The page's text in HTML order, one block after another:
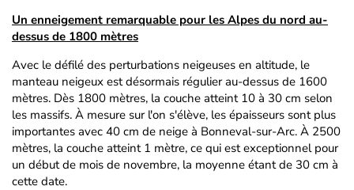
Un enneigement remarquable pour les Alpes du nord au-
dessus de 1800 mètres
Avec le défilé des perturbations neigeuses en altitude, le
manteau neigeux est désormais régulier au-dessus de 1600
mètres. Dès 1800 mètres, la couche atteint 10 à 30 cm selon
les massifs. À mesure sur l'on s'élève, les épaisseurs sont plus
importantes avec 40 cm de neige à Bonneval-sur-Arc. À 2500
mètres, la couche atteint 1 mètre, ce qui est exceptionnel pour
un début de mois de novembre, la moyenne étant de 30 cm à
cette date.